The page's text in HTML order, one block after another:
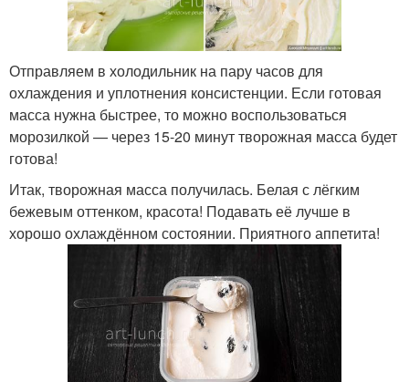
Отправляем в холодильник на пару часов для
охлаждения и уплотнения консистенции. Если готовая
масса нужна быстрее, то можно воспользоваться
морозилкой — через 15-20 минут творожная масса будет
готова!
Итак, творожная масса получилась. Белая с лёгким
бежевым оттенком, красота! Подавать её лучше в
хорошо охлаждённом состоянии. Приятного аппетита!